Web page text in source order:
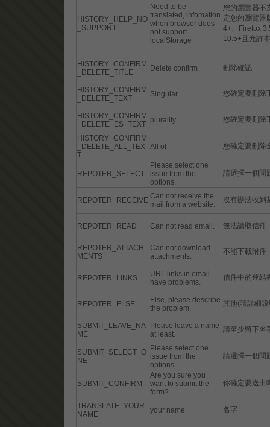
HISTORY_HELP_NO
_SUPPORT
Need to be
translated, infomation
when browser does
not support
localStorage
您的瀏覽器不
定您的瀏覽器
4+、Firefox
10.5+且允許
HISTORY_CONFIRM
_DELETE_TITLE
Delete confirm 刪除確認
HISTORY_CONFIRM
_DELETE_TEXT
Singular 您確定要刪除
HISTORY_CONFIRM
_DELETE_ES_TEXT plurality 您確定要刪除
HISTORY_CONFIRM
_DELETE_ALL_TEX
T
All of 您確定要刪除
REPOTER_SELECT
Please select one
issue from the
options.
請選擇一個問
REPOTER_RECEIVE Can not receive the
mail from a website.
沒有辦法收到
REPOTER_READ Can not read email. 無法讀取信件
REPOTER_ATTACH
MENTS
Can not download
attachments.
不能下載附件
REPOTER_LINKS
URL links in email
have problems.
信件中的連結
REPOTER_ELSE
Else, please describe
the problem.
其他(請詳細
SUBMIT_LEAVE_NA
ME
Please leave a name
at least.
請至少留下名
SUBMIT_SELECT_O
NE
Please select one
issue from the
options.
請選擇一個問
SUBMIT_CONFIRM
Are you sure you
want to submit the
form?
你確定要送出
TRANSLATE_YOUR
NAME
your name 名字